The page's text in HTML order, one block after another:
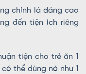
chính là dáng cao
đến tiện ích riêng
tiện cho trẻ ăn 1
thể dùng nó như 1